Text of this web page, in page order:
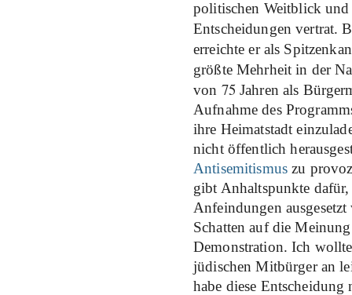
politischen Weitblick
Entscheidungen vertrat.
erreichte er als
größte Mehrheit in der
von 75 Jahren als
Aufnahme des
ihre Heimatstadt
nicht öffentlich
Antisemitismus zu
gibt Anhaltspunkte dafür,
Anfeindungen
Schatten auf die
Demonstration. Ich wollte
jüdischen Mitbürger an
habe diese